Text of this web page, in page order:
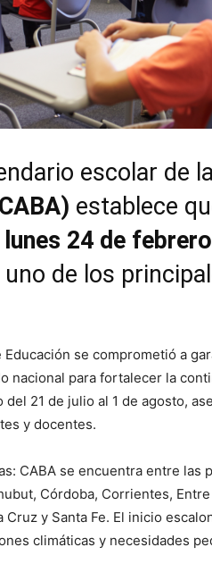
escolar de la
establece
24 de
de los
se comprometió a
nacional para fortalecer la
21 de julio al 1 de agosto,
y docentes.
CABA se encuentra entre las
Córdoba, Corrientes,
Cruz y Santa Fe. El inicio
climáticas y necesidades